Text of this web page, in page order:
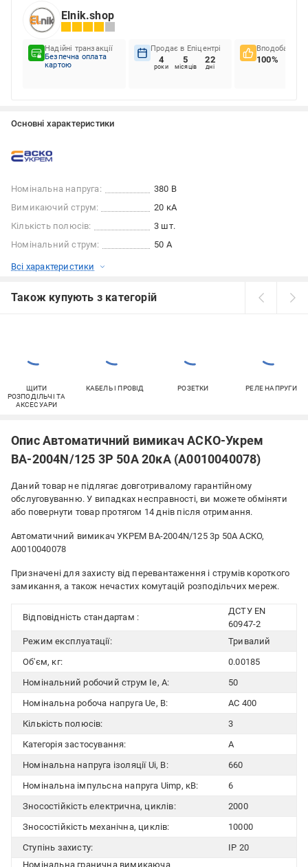
Elnik.shop
Надійні транзакції
Безпечна оплата
картою
Продає в Епіцентрі
4
роки
5
місяців
22
дні
Вподобання
100%
Основні характеристики
Номінальна напруга:
380 В
Вимикаючий струм:
20 кА
Кількість полюсів:
3 шт.
Номінальний струм:
50 А
Всі характеристики
Також купують з категорій
ЩИТИ
РОЗПОДІЛЬЧІ ТА
АКСЕСУАРИ
КАБЕЛЬ І ПРОВІД РОЗЕТКИ РЕЛЕ НАПРУГИ
Опис Автоматичний вимикач АСКО-Укрем
ВА-2004N/125 3Р 50А 20кА (A0010040078)
Даний товар не підлягає довготривалому гарантійному
обслуговуванню. У випадках несправності, ви можете обміняти
або повернути товар протягом 14 днів після отримання.
Автоматичний вимикач УКРЕМ ВА-2004N/125 3р 50А АСКО,
A0010040078
Призначені для захисту від перевантаження і струмів короткого
замикання, а також нечастих комутацій розподільчих мереж.
Відповідність стандартам :
ДСТУ EN
60947-2
Режим експлуатації:
Тривалий
Об'єм, кг:
0.00185
Номінальний робочий струм Ie, A:
50
Номінальна робоча напруга Ue, В:
AC 400
Кількість полюсів:
3
Категорія застосування:
A
Номінальна напруга ізоляції Ui, В:
660
Номінальна імпульсна напруга Uimp, кВ:
6
Зносостійкість електрична, циклів:
2000
Зносостійкість механічна, циклів:
10000
Ступінь захисту:
IP 20
Номінальна гранична вимикаюча